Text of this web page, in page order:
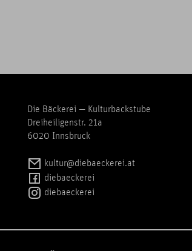
Die Bäckerei — Kulturbackstube
Dreiheiligenstr. 21a
6020 Innsbruck
kultur@diebaeckerei.at
diebaeckerei
diebaeckerei